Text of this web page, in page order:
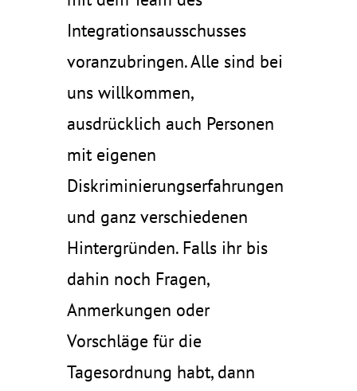
Integrationsausschusses
voranzubringen. Alle sind bei
uns willkommen,
ausdrücklich auch Personen
mit eigenen
Diskriminierungserfahrungen
und ganz verschiedenen
Hintergründen. Falls ihr bis
dahin noch Fragen,
Anmerkungen oder
Vorschläge für die
Tagesordnung habt, dann